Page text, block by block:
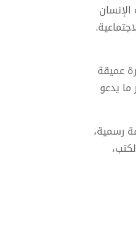
عميقة
يدعو
رسمية،